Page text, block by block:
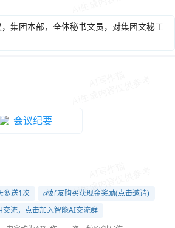
集团本部，全体秘书文员，对集团文秘工
会议纪要
多送1次
💰好友购买获现金奖励(点击邀请)
交流，点击加入智能AI交流群